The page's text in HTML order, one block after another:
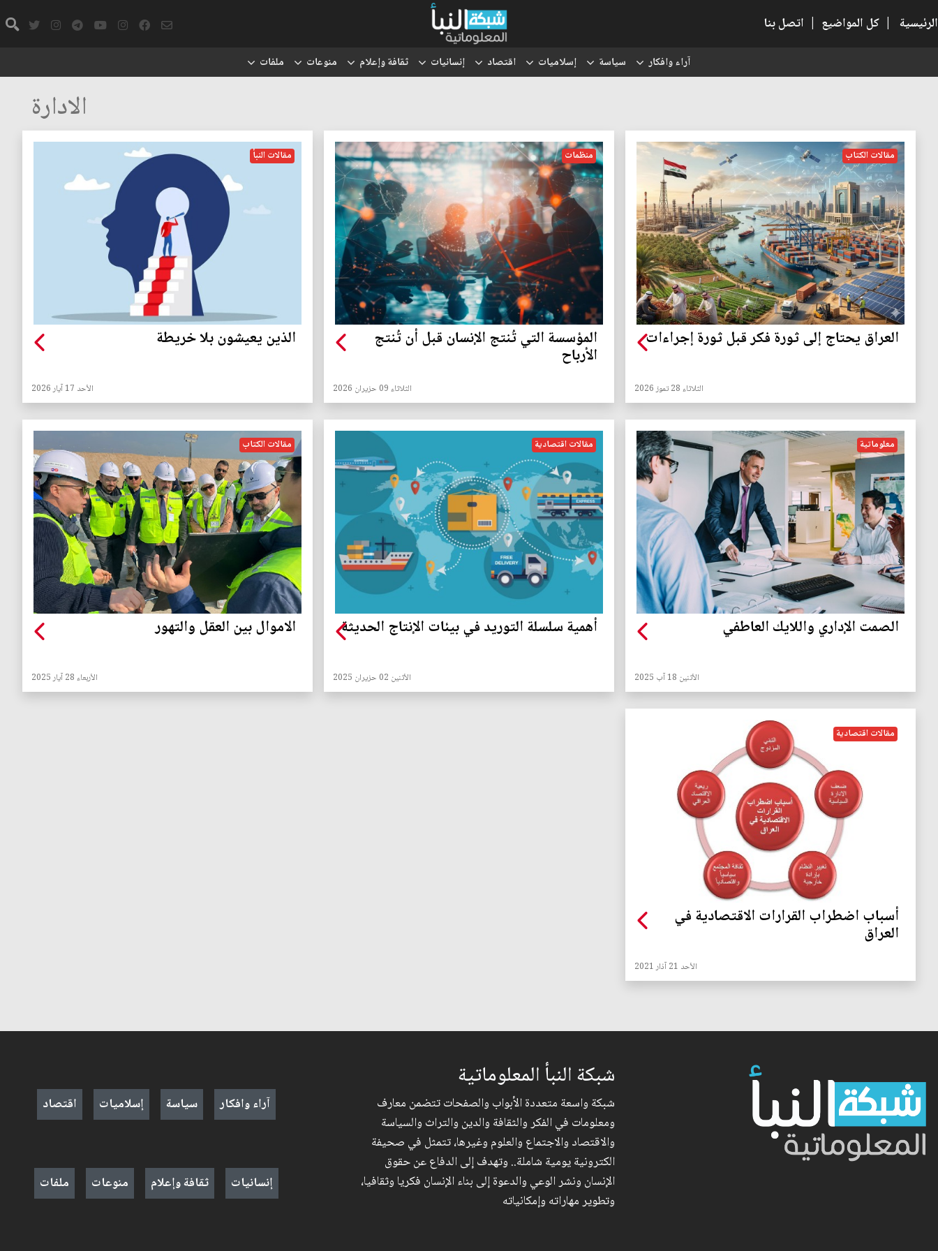
الرئيسية | كل المواضيع | اتصل بنا
آراء وافكار سياسة إسلاميات اقتصاد إنسانيات ثقافة وإعلام منوعات ملفات
الادارة
مقالات الكتاب
العراق يحتاج إلى ثورة فكر قبل ثورة إجراءات
الثلاثاء 28 تموز 2026
منظمات
المؤسسة التي تُنتج الإنسان قبل أن تُنتج
الأرباح
الثلاثاء 09 حزيران 2026
مقالات النبأ
الذين يعيشون بلا خريطة
الأحد 17 آيار 2026
معلوماتية
الصمت الإداري واللايك العاطفي
الأثنين 18 آب 2025
مقالات اقتصادية
أهمية سلسلة التوريد في بيئات الإنتاج الحديثة
الأثنين 02 حزيران 2025
مقالات الكتاب
الاموال بين العقل والتهور
الأربعاء 28 آيار 2025
مقالات اقتصادية
أسباب اضطراب القرارات الاقتصادية في
العراق
الأحد 21 آذار 2021
شبكة النبأ المعلوماتية
شبكة واسعة متعددة الأبواب والصفحات تتضمن معارف
ومعلومات في الفكر والثقافة والدين والتراث والسياسة
والاقتصاد والاجتماع والعلوم وغيرها، تتمثل في صحيفة
الكترونية يومية شاملة.. وتهدف إلى الدفاع عن حقوق
الإنسان ونشر الوعي والدعوة إلى بناء الإنسان فكريا وثقافيا،
وتطوير مهاراته وإمكانياته
آراء وافكار سياسة إسلاميات اقتصاد
إنسانيات ثقافة وإعلام منوعات ملفات